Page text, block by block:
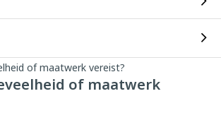
of maatwerk